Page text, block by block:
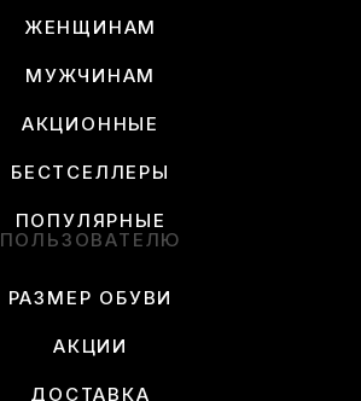
ЖЕНЩИНАМ
МУЖЧИНАМ
АКЦИОННЫЕ
БЕСТСЕЛЛЕРЫ
ПОПУЛЯРНЫЕ
ПОЛЬЗОВАТЕЛЮ
РАЗМЕР ОБУВИ
АКЦИИ
ДОСТАВКА